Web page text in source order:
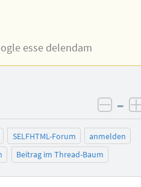
esse delendam
–
SELFHTML-Forum
anmelden
Beitrag im Thread-Baum